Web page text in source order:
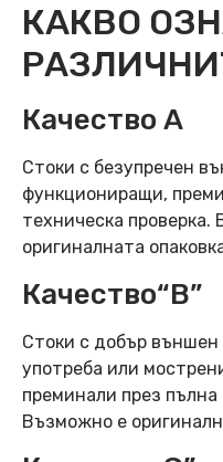
КАКВО
Качество А
Стоки с безупречен
функциониращи,
техническа
оригиналната
Качество“B”
Стоки с добър
употреба или
преминали през пълна
Възможно е